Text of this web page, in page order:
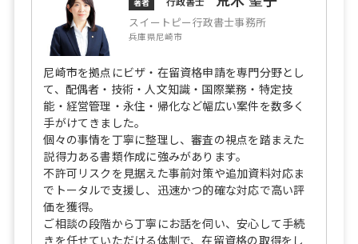
スイートピー行政書士事務所
兵庫県尼崎市
尼崎市を拠点にビザ・在留資格申請を専門分野とし
て、配偶者・技術・人文知識・国際業務・特定技
能・経営管理・永住・帰化など幅広い案件を数多く
手がけてきました。
個々の事情を丁寧に整理し、審査の視点を踏まえた
説得力ある書類作成に強みがあります。
不許可リスクを見据えた事前対策や追加資料対応ま
でトータルで支援し、迅速かつ的確な対応で高い評
価を獲得。
ご相談の段階から丁寧にお話を伺い、安心して手続
きを任せていただける体制で、在留資格の取得をし